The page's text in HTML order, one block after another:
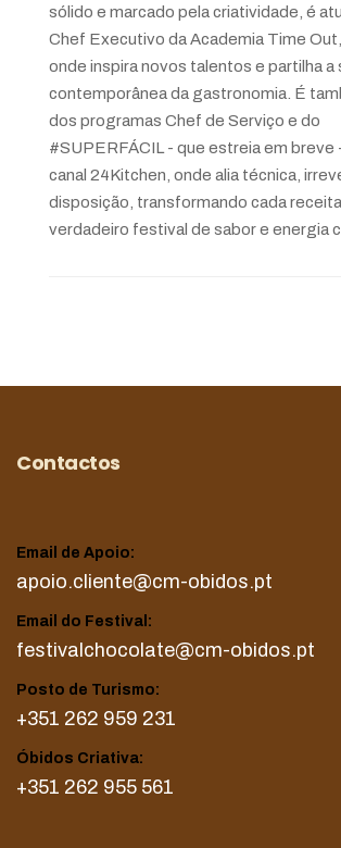
sólido e marcado pela criatividade, é
Chef Executivo da Academia Time Out,
onde inspira novos talentos e partilha a
contemporânea da gastronomia. É
dos programas Chef de Serviço e do
#SUPERFÁCIL - que estreia em breve
canal 24Kitchen, onde alia técnica,
disposição, transformando cada
verdadeiro festival de sabor e energia
Contactos
Email de Apoio:
apoio.cliente@cm-obidos.pt
Email do Festival:
festivalchocolate@cm-obidos.pt
Posto de Turismo:
+351 262 959 231
Óbidos Criativa:
+351 262 955 561